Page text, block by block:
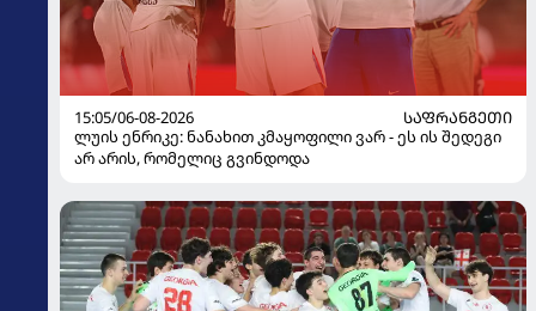
15:05/06-08-2026
ᲡᲐᲤᲠᲐᲜᲒᲔᲗᲘ
ლუის ენრიკე: ნანახით კმაყოფილი ვარ - ეს ის შედეგი
არ არის, რომელიც გვინდოდა